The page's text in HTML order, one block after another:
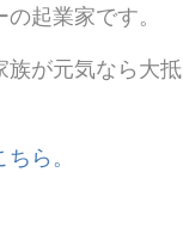
起業家です。
族が元気なら大
ら。